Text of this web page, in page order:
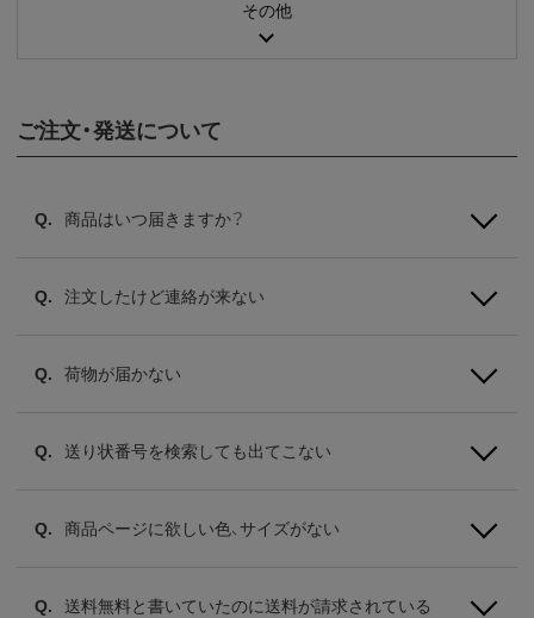
その他
ご注文・発送について
商品はいつ届きますか？
注文したけど連絡が来ない
荷物が届かない
送り状番号を検索しても出てこない
商品ページに欲しい色、サイズがない
送料無料と書いていたのに送料が請求されている